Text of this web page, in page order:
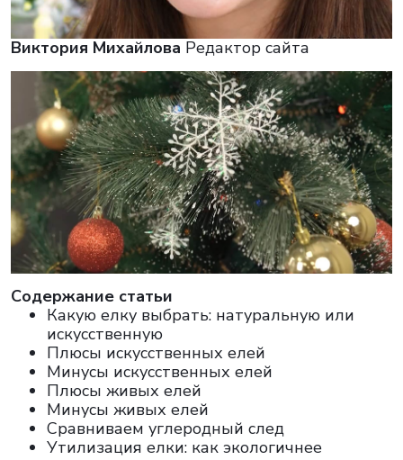
Виктория Михайлова Редактор сайта
Cодержание статьи
Какую елку выбрать: натуральную или
искусственную
Плюсы искусственных елей
Минусы искусственных елей
Плюсы живых елей
Минусы живых елей
Сравниваем углеродный след
Утилизация елки: как экологичнее